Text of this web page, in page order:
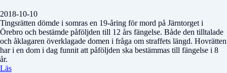
2018-10-10
Tingsrätten dömde i somras en 19-åring för mord på Järntorget i
Örebro och bestämde påföljden till 12 års fängelse. Både den tilltalade
och åklagaren överklagade domen i fråga om straffets längd. Hovrätten
har i en dom i dag funnit att påföljden ska bestämmas till fängelse i 8
år.
Läs